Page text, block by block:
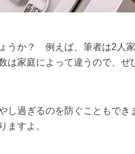
うか？ 例えば、筆者は2人
は家庭によって違うので、ぜ
し過ぎるのを防ぐこともでき
ますよ。